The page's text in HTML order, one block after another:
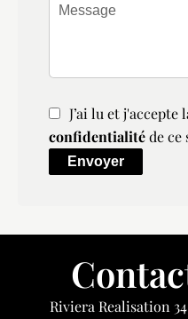
J’ai lu et j'accepte
confidentialitéde ce
Envoyer
Riviera Realisation34